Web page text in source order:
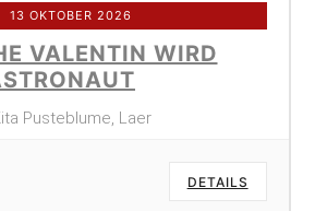
13 OKTOBER 2026
VALENTIN WIRD
Pusteblume, Laer
DETAILS